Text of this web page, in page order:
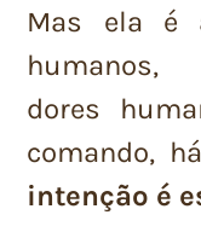
Mas ela é
humanos,
dores
comando,
intenção é